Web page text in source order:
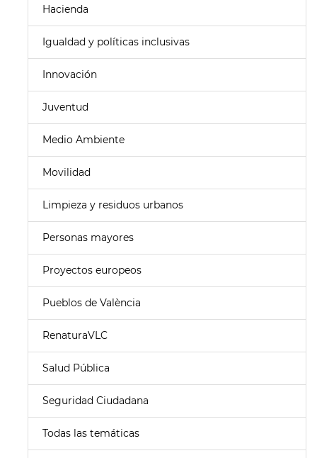
Hacienda
Igualdad y políticas inclusivas
Innovación
Juventud
Medio Ambiente
Movilidad
Limpieza y residuos urbanos
Personas mayores
Proyectos europeos
Pueblos de València
RenaturaVLC
Salud Pública
Seguridad Ciudadana
Todas las temáticas